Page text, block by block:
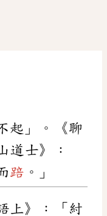
起」。《聊
道士》：
踣 。」
上》：「紂